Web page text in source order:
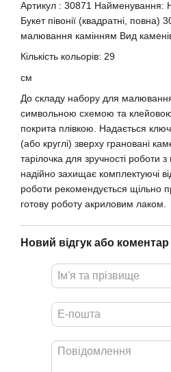
Артикул : 30871 Найменування:
Букет півонії (квадратні,
малювання камінням Вид
Кількість кольорів: 29
см
До складу набору для
символьною схемою та
покрита плівкою. Надається ключ
(або круглі) зверху грановані
тарілочка для зручності роботи
надійно захищає комплектуючі
роботи рекомендується щільно
готову роботу акриловим лаком.
Новий відгук або коментар